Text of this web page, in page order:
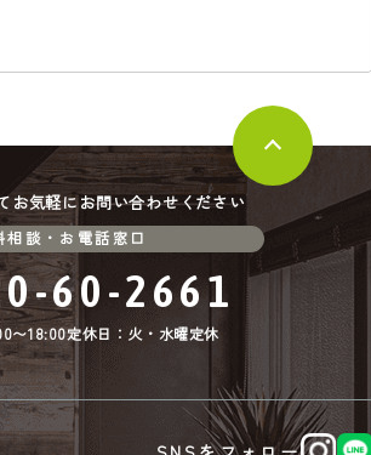
お気軽にお問い合わせください
相談・お電話窓口
60-2661
〜18:00定休日：火・水曜定休